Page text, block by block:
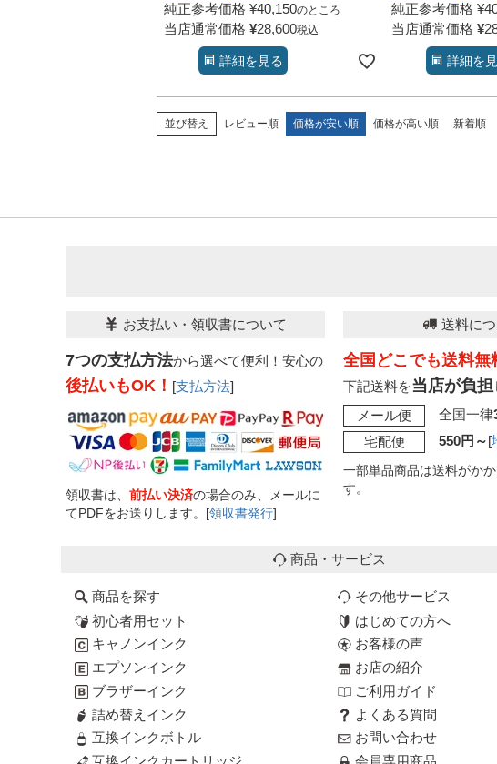
純正参考価格 ¥40,150のところ
当店通常価格 ¥28,600税込
詳細を見る
純正参考価格 ¥
当店通常価格 ¥
詳細を
並び替え レビュー順 価格が安い順 価格が高い順 新着順
お支払い・領収書について
7つの支払方法から選べて便利！安心の
後払いもOK！ [支払方法]
領収書は、 前払い決済の場合のみ、メールに
てPDFをお送りします。[領収書発行]
送料に
全国どこでも送料無
下記送料を当店が負担
メール便
全国一律
宅配便
550円～[
一部単品商品は送料がか
す。
商品・サービス
商品を探す
初心者用セット
キャノンインク
エプソンインク
ブラザーインク
詰め替えインク
互換インクボトル
その他サービス
はじめての方へ
お客様の声
お店の紹介
ご利用ガイド
よくある質問
お問い合わせ